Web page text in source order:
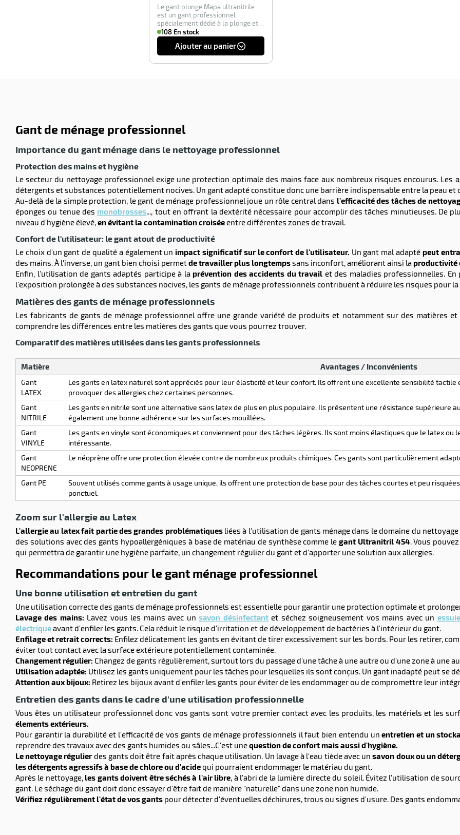
HT
Le gant plonge Mapa ultranitrile
est un gant professionnel
spécialement dédié à la plonge et
vaisselle à …
108 En stock
Ajouter au panier
Gant de ménage professionnel
Importance du gant ménage dans le nettoyage professionnel
Protection des mains et hygiène
Le secteur du nettoyage professionnel exige une protection optimale des mains face aux nombreux risques encourus.
détergents et substances potentiellement nocives. Un gant adapté constitue donc une barrière indispensable entre la peau et
Au-delà de la simple protection, le gant de ménage professionnel joue un rôle central dans l'efficacité des tâches de
éponges ou tenue des monobrosses..., tout en offrant la dextérité nécessaire pour accomplir des tâches minutieuses. De
niveau d'hygiène élevé,en évitant la contamination croiséeentre différentes zones de travail.
Confort de l'utilisateur: le gant atout de productivité
Le choix d'un gant de qualité a également un impact significatif sur le confort de l'utilisateur. Un gant mal adapté peut
des mains. À l'inverse, un gant bien choisi permetde travailler plus longtempssans inconfort, améliorant ainsi la productivité
Enfin, l'utilisation de gants adaptés participe à laprévention des accidents du travail et des maladies professionnelles.
l'exposition prolongée à des substances nocives, les gants de ménage professionnels contribuent à réduire les risques pour
Matières des gants de ménage professionnels
Les fabricants de gants de ménage professionnel offre une grande variété de produits et notamment sur des matières
comprendre les différences entre les matières des gants que vous pourrez trouver.
Comparatif des matières utilisées dans les gants professionnels
Matière Avantages / Inconvénients
Gant
LATEX
Les gants en latex naturel sont appréciés pour leur élasticité et leur confort. Ils offrent une excellente sensibilité tactile
provoquer des allergies chez certaines personnes.
Gant
NITRILE
Les gants en nitrile sont une alternative sans latex de plus en plus populaire. Ils présentent une résistance supérieure
également une bonne adhérence sur les surfaces mouillées.
Gant
VINYLE
Les gants en vinyle sont économiques et conviennent pour des tâches légères. Ils sont moins élastiques que le latex
intéressante.
Gant
NEOPRENE
Le néoprène offre une protection élevée contre de nombreux produits chimiques. Ces gants sont particulièrement
Gant PE
Souvent utilisés comme gants à usage unique, ils offrent une protection de base pour des tâches courtes et peu
ponctuel.
Zoom sur l'allergie au Latex
L'allergie au latex fait partie des grandes problématiquesliées à l'utilisation de gants ménage dans le domaine du
des solutions avec des gants hypoallergéniques à base de matériau de synthèse comme le gant Ultranitril 454. Vous
qui permettra de garantir une hygiène parfaite, un changement régulier du gant et d'apporter une solution aux allergies.
Recommandations pour le gant ménage professionnel
Une bonne utilisation et entretien du gant
Une utilisation correcte des gants de ménage professionnels est essentielle pour garantir une protection optimale et
Lavage des mains: Lavez vous les mains avec unsavon désinfectantet séchez soigneusement vos mains avec un
électriqueavant d'enfiler les gants. Cela réduit le risque d'irritation et de développement de bactéries à l'intérieur du gant.
Enfilage et retrait corrects: Enfilez délicatement les gants en évitant de tirer excessivement sur les bords. Pour les retirer,
éviter tout contact avec la surface extérieure potentiellement contaminée.
Changement régulier: Changez de gants régulièrement, surtout lors du passage d'une tâche à une autre ou d'une zone à une
Utilisation adaptée: Utilisez les gants uniquement pour les tâches pour lesquelles ils sont conçus. Un gant inadapté peut se
Attention aux bijoux: Retirez les bijoux avant d'enfiler les gants pour éviter de les endommager ou de compromettre leur
Entretien des gants dans le cadre d'une utilisation professionnelle
Vous êtes un utilisateur professionnel donc vos gants sont votre premier contact avec les produits, les matériels et les
élements extérieurs.
Pour garantir la durabilité et l'efficacité de vos gants de ménage professionnels il faut bien entendu unentretien et un
reprendre des travaux avec des gants humides ou sâles...C'est unequestion de confort mais aussi d'hygiène.
Le nettoyage régulierdes gants doit être fait après chaque utilisation. Un lavage à l'eau tiède avec unsavon doux ou un
les détergents agressifs à base de chlore ou d'acidequi pourraient endommager le matériau du gant.
Après le nettoyage, les gants doivent être séchés à l'air libre, à l'abri de la lumière directe du soleil. Évitez l'utilisation de
gant. Le séchage du gant doit donc essayer d'être fait de manière "naturelle" dans une zone non humide.
Vérifiez régulièrement l'état de vos gants pour détecter d'éventuelles déchirures, trous ou signes d'usure. Des gants